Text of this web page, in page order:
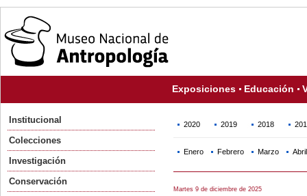
Exposiciones Educación
Institucional
Colecciones
Investigación
Conservación
2020 2019 2018
Enero Febrero Marzo Abril
Martes 9 de diciembre de 2025